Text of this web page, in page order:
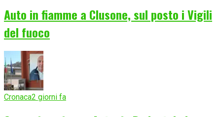
Auto in fiamme a Clusone, sul posto i Vigili
del fuoco
Cronaca2 giorni fa